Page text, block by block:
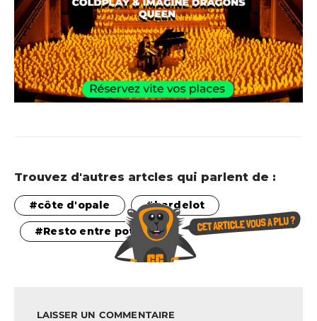
Trouvez d'autres artcles qui parlent de :
côte d'opale hardelot
Resto entre pote
LAISSER UN COMMENTAIRE